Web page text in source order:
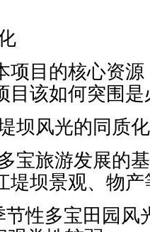
项目的核心资
目该如何突围
坝风光的同质化
宝旅游发展的
堤坝景观、物
性多宝田园风